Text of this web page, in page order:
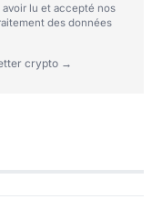
lu et accepté nos
des données
crypto →